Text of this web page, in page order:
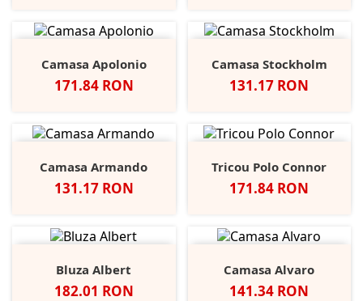
Camasa Apolonio
Pret
171.84 RON
Camasa Stockholm
Pret
131.17 RON
Camasa Armando
Pret
131.17 RON
Tricou Polo Connor
Pret
171.84 RON
Bluza Albert
Pret
182.01 RON
Camasa Alvaro
Pret
141.34 RON